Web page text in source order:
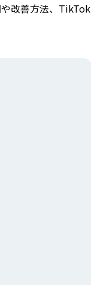
改善方法、TikTok